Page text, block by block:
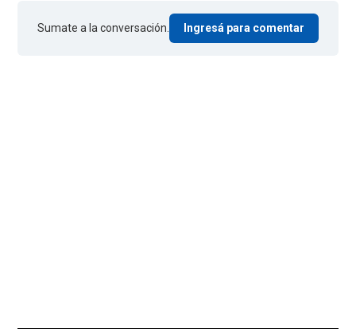
Sumate a la conversación. Ingresá para comentar